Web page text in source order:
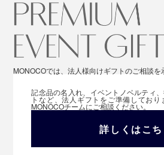
MONOCOでは、法人様向けギフトのご相談を
記念品の名入れ、イベントノベルティ
トなど、法人ギフトをご準備しており
MONOCOチームにご相談ください。
詳しくはこち